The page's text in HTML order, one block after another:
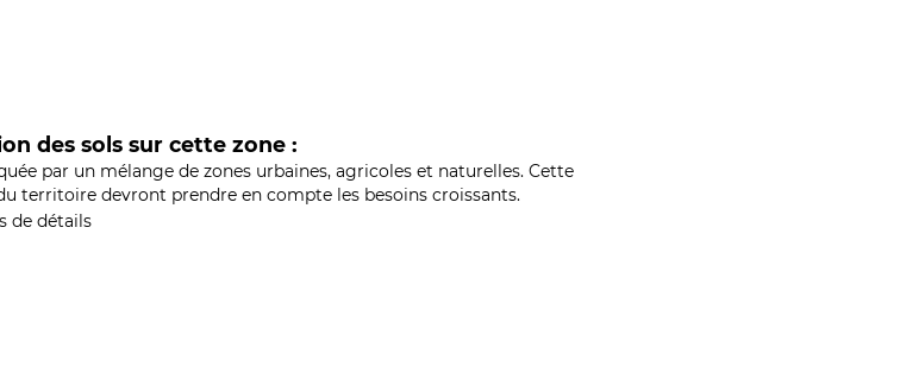
des sols sur cette zone :
par un mélange de zones urbaines, agricoles et naturelles. Cette
territoire devront prendre en compte les besoins croissants.
de détails